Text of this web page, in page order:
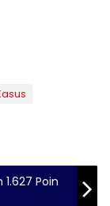
Poin